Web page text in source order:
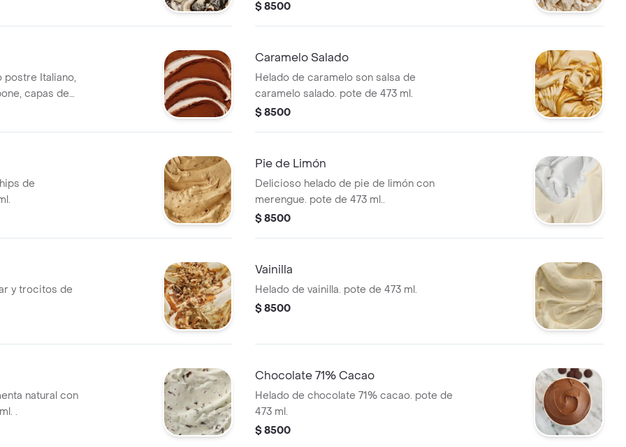
irresistible. pote de 473 ml..
$ 8500
postre Italiano,
capas de
Caramelo Salado
Helado de caramelo son salsa de
caramelo salado. pote de 473 ml.
$ 8500
de
Pie de Limón
Delicioso helado de pie de limón con
merengue. pote de 473 ml..
$ 8500
y trocitos de
Vainilla
Helado de vainilla. pote de 473 ml.
$ 8500
natural con
.
Chocolate 71% Cacao
Helado de chocolate 71% cacao. pote de
473 ml.
$ 8500